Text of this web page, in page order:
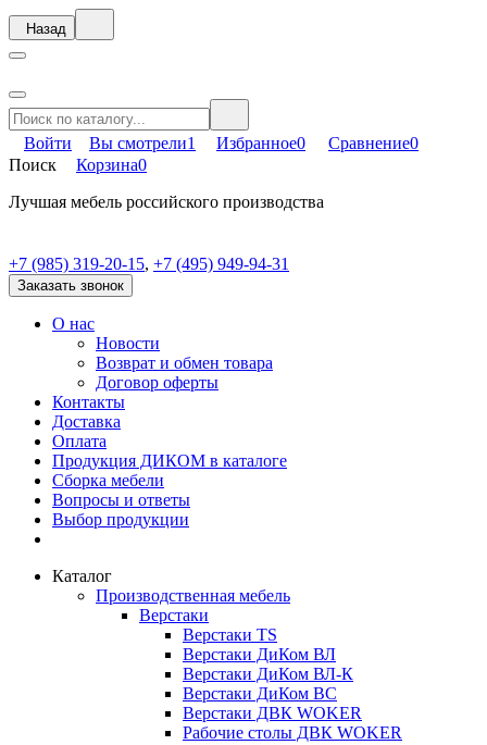
Назад
Войти Вы смотрели1 Избранное0 Сравнение0
Поиск
Корзина0
Лучшая мебель российского производства
+7 (985) 319-20-15, +7 (495) 949-94-31
Заказать звонок
О нас
Новости
Возврат и обмен товара
Договор оферты
Контакты
Доставка
Оплата
Продукция ДИКОМ в каталоге
Сборка мебели
Вопросы и ответы
Выбор продукции
Каталог
Производственная мебель
Верстаки
Верстаки TS
Верстаки ДиКом ВЛ
Верстаки ДиКом ВЛ-К
Верстаки ДиКом ВС
Верстаки ДВК WOKER
Рабочие столы ДВК WOKER